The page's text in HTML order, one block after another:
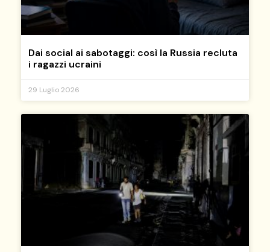
Dai social ai sabotaggi: così la Russia recluta
i ragazzi ucraini
29 Luglio 2026